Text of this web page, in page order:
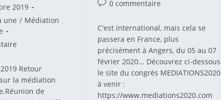
2019
une / Médiation
Retour
la médiation
de
Commentaires
la
publication :
0 commentaire
C'est international, mais cela se
passera en France, plus
précisément à Angers, du 05 au 07
février 2020... Découvrez ci-dessous
le site du congrès MEDIATIONS2020
à venir :
https://www.mediations2020.com